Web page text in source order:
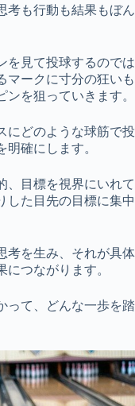
考も行動も結果もぼん
を見て投球するのでは
マークに寸分の狂いも
を狙っていきます。
にどのような球筋で投
確にします。
、目標を視界にいれて
した目先の目標に集中
考を生み、それが具体
つながります。
って、どんな一歩を踏